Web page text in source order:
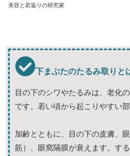
美容と若返りの研究家
下まぶたのたるみ取りと
目の下のシワやたるみは、老化
です。若い頃から起こりやすい
加齢とともに、目の下の皮膚、
筋）、眼窩隔膜が衰えます。す